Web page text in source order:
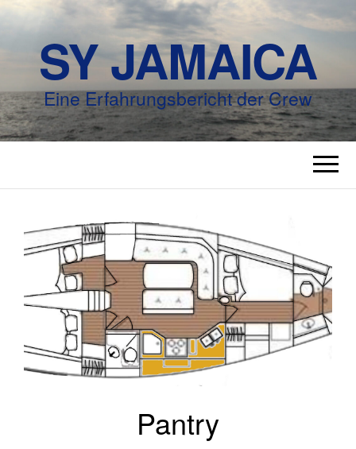
SY JAMAICA
Eine Erfahrungsbericht der Crew
Pantry